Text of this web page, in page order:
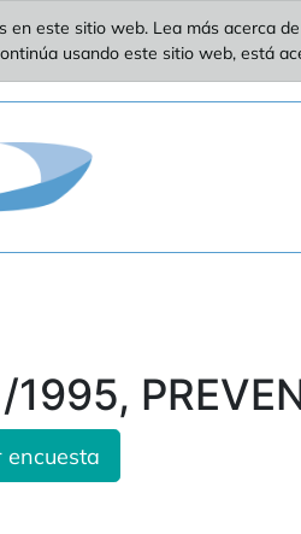
en este sitio web. Lea más acerca
usando este sitio web, está
1995,
encuesta